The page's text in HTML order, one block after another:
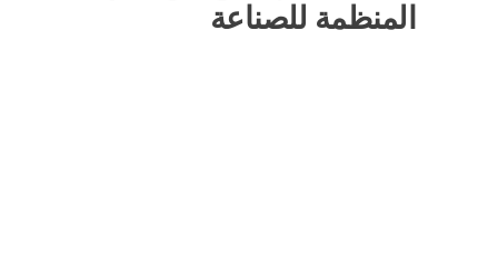
المنظمة للصناعة